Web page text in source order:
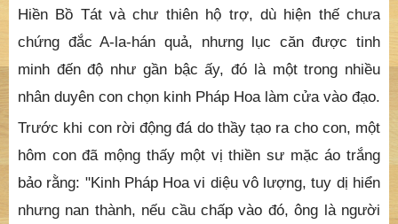
giai dĩ thành Phật đạo". Tạm dịch: Nếu kẻ đó lòng rối
loạn, mà xưng niệm một câu Nam Mô Phật, sẽ thành
Phật đạo.
Đó là nói người tâm tán loạn mà còn được như thế,
nếu chí thành xưng niệm thì lợi ích biết bao. Thứ nữa,
trong kinh dạy: "Người thọ trì hằng được đức Phổ
Hiền Bồ Tát và chư thiên hộ trợ, dù hiện thế chưa
chứng đắc A-la-hán quả, nhưng lục căn được tinh